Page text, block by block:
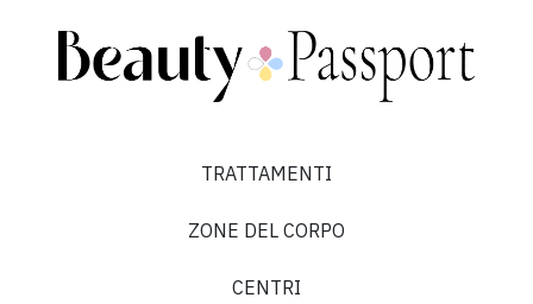
TRATTAMENTI
ZONE DEL CORPO
CENTRI